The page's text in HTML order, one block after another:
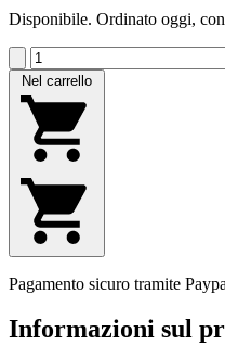
Disponibile. Ordinato oggi,
Nel carrello
Pagamento sicuro tramite
Informazioni sul